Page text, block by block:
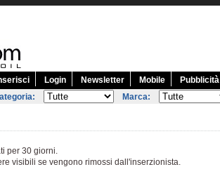
Login Newsletter Mobile Pubblicità
Marca:
per 30 giorni.
visibili se vengono rimossi dall'inserzionista.